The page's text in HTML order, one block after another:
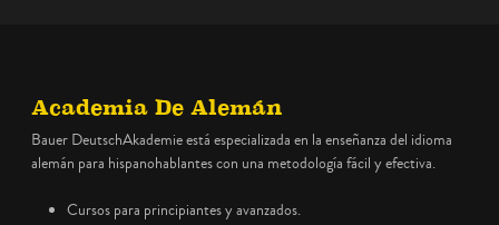
Academia De Alemán
Bauer DeutschAkademie está especializada en la enseñanza del idioma
alemán para hispanohablantes con una metodología fácil y efectiva.
Cursos para principiantes y avanzados.